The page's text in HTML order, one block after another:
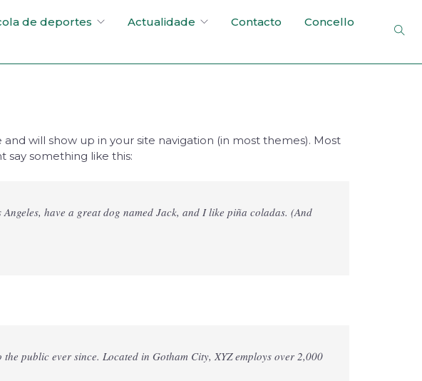
de deportes Actualidade Contacto Concello
will show up in your site navigation (in most themes). Most
something like this:
have a great dog named Jack, and I like piña coladas. (And
public ever since. Located in Gotham City, XYZ employs over 2,000